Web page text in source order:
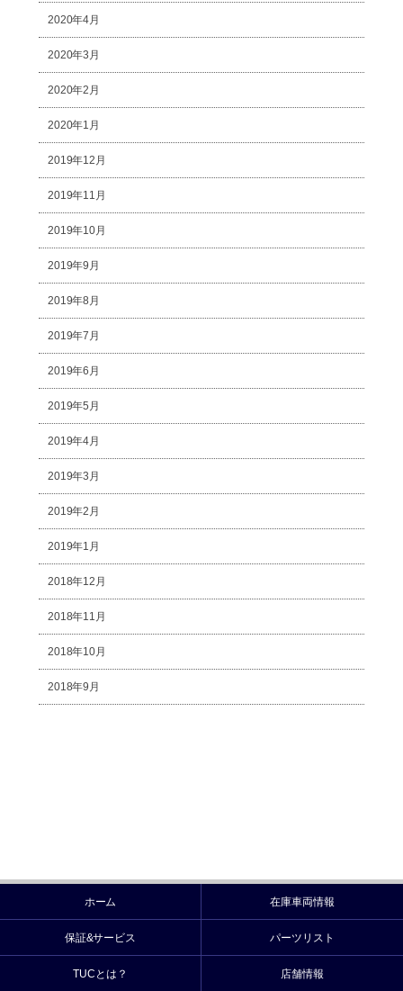
2020年4月
2020年3月
2020年2月
2020年1月
2019年12月
2019年11月
2019年10月
2019年9月
2019年8月
2019年7月
2019年6月
2019年5月
2019年4月
2019年3月
2019年2月
2019年1月
2018年12月
2018年11月
2018年10月
2018年9月
ホーム 在庫車両情報
保証&サービス パーツリスト
TUCとは？ 店舗情報